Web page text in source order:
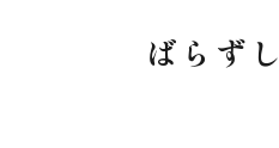
ばらずし